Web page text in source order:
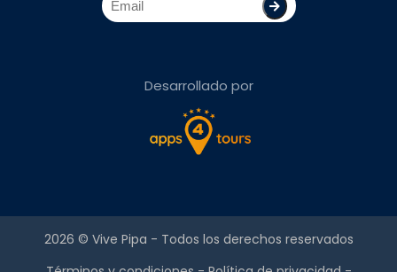
Desarrollado por
2026 © Vive Pipa - Todos los derechos reservados